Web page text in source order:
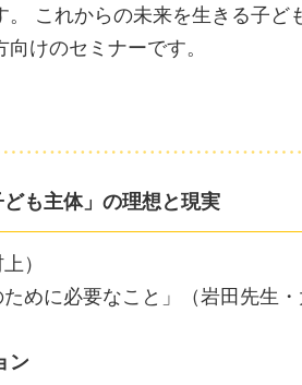
。 これからの未来を生きる子ど
けのセミナーです。
も主体」の理想と現実
）
めに必要なこと」（岩田先生・
ン